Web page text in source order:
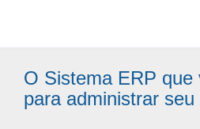
O Sistema ERP que
para administrar seu